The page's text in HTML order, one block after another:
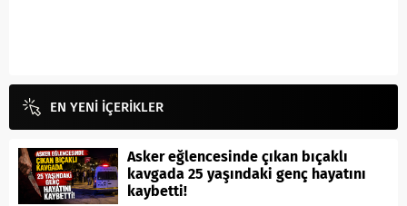
EN YENİ İÇERİKLER
Asker eğlencesinde çıkan bıçaklı
kavgada 25 yaşındaki genç hayatını
kaybetti!